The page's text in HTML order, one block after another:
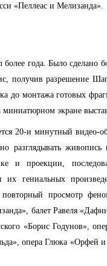
«Пеллеас и Мелизанда».
года. Было сделано
получив разрешение
до монтажа готовых
экране
20-и минутный видео-
живопись
и проекции,
гениальных
просмотр
балет Равеля
«Борис Годунов»,
опера Глюка «Орфей